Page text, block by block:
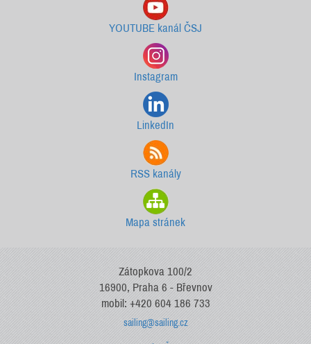
YOUTUBE kanál ČSJ
Instagram
LinkedIn
RSS kanály
Mapa stránek
Zátopkova 100/2
16900, Praha 6 - Břevnov
mobil: +420 604 186 733
sailing@sailing.cz